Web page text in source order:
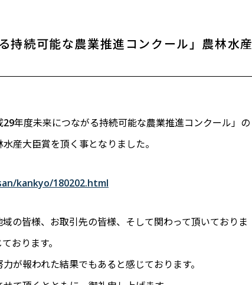
持続可能な農業推進コンクール」農林水産
年度未来につながる持続可能な農業推進コンクール」の
産大臣賞を頂く事となりました。
kankyo/180202.html
の皆様、お取引先の皆様、そして関わって頂いておりま
おります。
が報われた結果でもあると感じております。